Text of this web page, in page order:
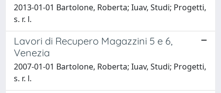
2013-01-01 Bartolone, Roberta; Iuav, Studi; Progetti,
s. r. l.
Lavori di Recupero Magazzini 5 e 6,
Venezia
2007-01-01 Bartolone, Roberta; Iuav, Studi; Progetti,
s. r. l.